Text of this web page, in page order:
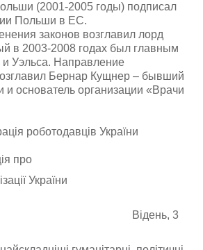
(2001-2005 годы) подписал
Польши в ЕС.
законов возглавил лорд
в 2003-2008 годах был главным
Уэльса. Направление
Бернар Кущнер – бывший
основатель организации «Врачи
роботодавців України
про
України
Відень, 3